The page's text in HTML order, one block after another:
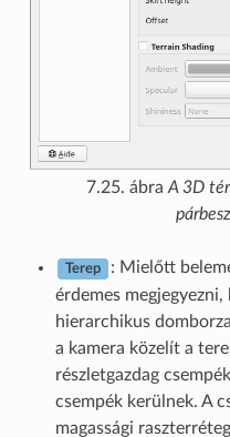
7.25. ábraA 3D
Terep
: Mielőtt
érdemes
hierarchikus
a kamera közelít a
részletgazdag
csempék kerülnek. A
magassági